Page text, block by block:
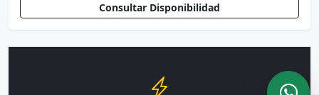
Consultar Disponibilidad